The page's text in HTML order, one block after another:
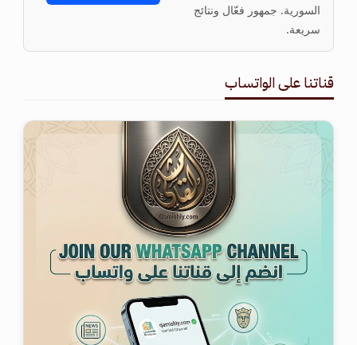
السورية. جمهور فعّال ونتائج
سريعة.
قناتنا على الواتساب